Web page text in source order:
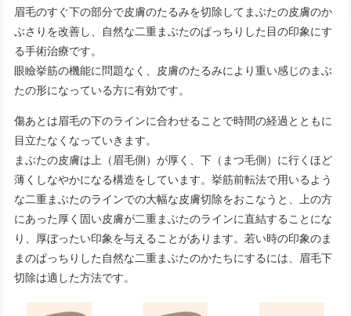
眉毛のすぐ下の部分で皮膚のたるみを切除してまぶたの皮膚のか
ぶさりを改善し、自然な二重まぶたのぱっちりした目の印象にす
る手術治療です。
眼瞼挙筋の機能に問題なく、皮膚のたるみにより重い感じのまぶ
たの形になっている方に有効です。
傷あとは眉毛の下のラインに合わせることで時間の経過とともに
目立たなくなっていきます。
まぶたの皮膚は上（眉毛側）が厚く、下（まつ毛側）に行くほど
薄くしなやかになる構造をしています。挙筋前転法で用いるよう
な二重まぶたのラインでの大幅な皮膚切除をおこなうと、上の方
にあった厚く固い皮膚が二重まぶたのラインに直結することにな
り、厚ぼったい印象を与えることがあります。若い時の印象のま
まのぱっちりした自然な二重まぶたのかたちにするには、眉毛下
切除は適した方法です。